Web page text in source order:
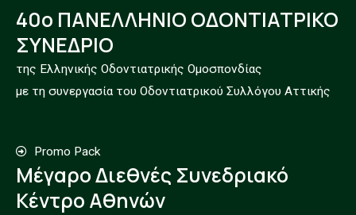
40ο ΠΑΝΕΛΛΗΝΙΟ ΟΔΟΝΤΙΑΤΡΙΚΟ
ΣΥΝΕΔΡΙΟ
της Ελληνικής Οδοντιατρικής Ομοσπονδίας
με τη συνεργασία του Οδοντιατρικού Συλλόγου Αττικής
Promo Pack
Μέγαρο Διεθνές Συνεδριακό
Κέντρο Αθηνών